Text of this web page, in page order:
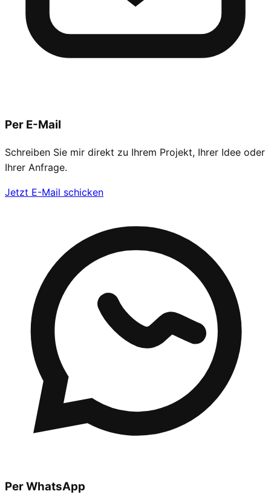
Per E-Mail
Schreiben Sie mir direkt zu Ihrem Projekt, Ihrer Idee oder
Ihrer Anfrage.
Jetzt E-Mail schicken
Per WhatsApp